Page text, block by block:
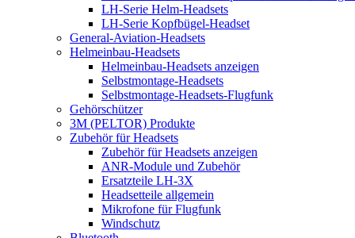
LH-Serie Helm-Headsets
LH-Serie Kopfbügel-Headset
General-Aviation-Headsets
Helmeinbau-Headsets
Helmeinbau-Headsets anzeigen
Selbstmontage-Headsets
Selbstmontage-Headsets-Flugfunk
Gehörschützer
3M (PELTOR) Produkte
Zubehör für Headsets
Zubehör für Headsets anzeigen
ANR-Module und Zubehör
Ersatzteile LH-3X
Headsetteile allgemein
Mikrofone für Flugfunk
Windschutz